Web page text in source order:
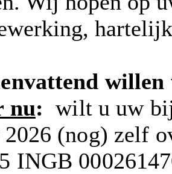
nu: wilt u uw
(nog) zelf
INGB